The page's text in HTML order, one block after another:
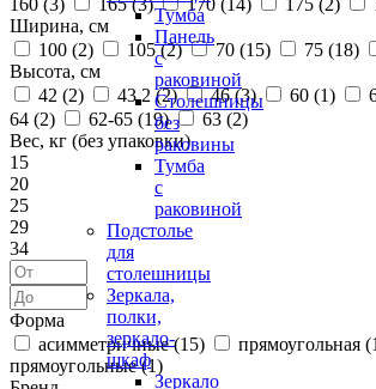
Тумба
Панель
с
раковиной
Столешницы
без
раковины
Тумба
с
раковиной
Подстолье
для
столешницы
Зеркала,
полки,
зеркало-
шкаф
Зеркало
Ширина, см
100 (2) 105 (2) 70 (15) 75 (18)
Высота, см
42 (2) 43,2 (2) 46 (3) 60 (1)
64 (2) 62-65 (19) 63 (2)
Вес, кг (без упаковки)
15
20
25
29
34
Форма
асимметричные (15) прямоугольная (
прямоугольные (1)